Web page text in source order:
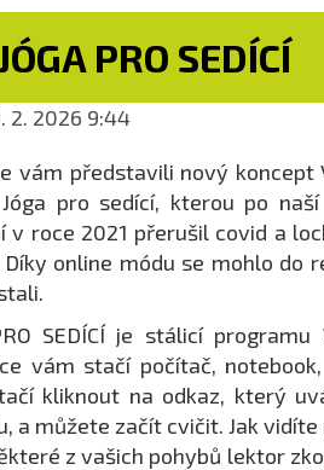
PRO SEDÍCÍ
2. 2026 9:44
vám představili nový koncept
pro sedící, kterou po
v roce 2021 přerušil covid a
online módu se mohlo do
SEDÍCÍ je stálicí
vám stačí počítač,
kliknout na odkaz, který
a můžete začít cvičit. Jak
z vašich pohybů lektor